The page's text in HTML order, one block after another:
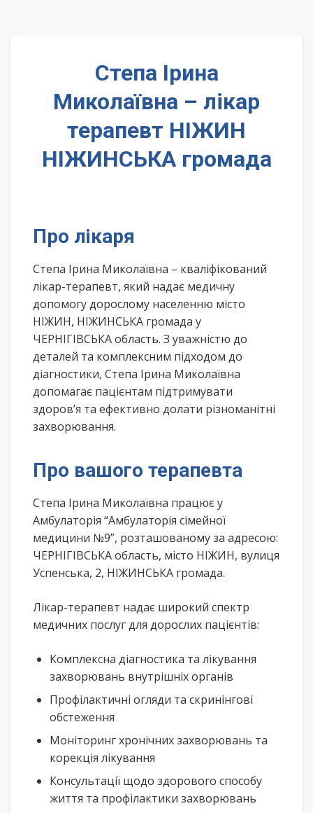
Степа Ірина
Миколаївна – лікар
терапевт НІЖИН
НІЖИНСЬКА громада
Про лікаря
Степа Ірина Миколаївна – кваліфікований
лікар-терапевт, який надає медичну
допомогу дорослому населенню місто
НІЖИН, НІЖИНСЬКА громада у
ЧЕРНІГІВСЬКА область. З уважністю до
деталей та комплексним підходом до
діагностики, Степа Ірина Миколаївна
допомагає пацієнтам підтримувати
здоров’я та ефективно долати різноманітні
захворювання.
Про вашого терапевта
Степа Ірина Миколаївна працює у
Амбулаторія “Амбулаторія сімейної
медицини №9”, розташованому за адресою:
ЧЕРНІГІВСЬКА область, місто НІЖИН, вулиця
Успенська, 2, НІЖИНСЬКА громада.
Лікар-терапевт надає широкий спектр
медичних послуг для дорослих пацієнтів:
Комплексна діагностика та лікування
захворювань внутрішніх органів
Профілактичні огляди та скринінгові
обстеження
Моніторинг хронічних захворювань та
корекція лікування
Консультації щодо здорового способу
життя та профілактики захворювань